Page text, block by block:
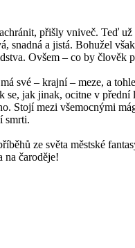
přišly vniveč. Teď už
snadná a jistá. Bohužel
Ovšem – co by člověk
své – krajní – meze, a
se, jak jinak, ocitne v přední
Stojí mezi všemocnými
smrti.
ze světa městské
na čaroděje!